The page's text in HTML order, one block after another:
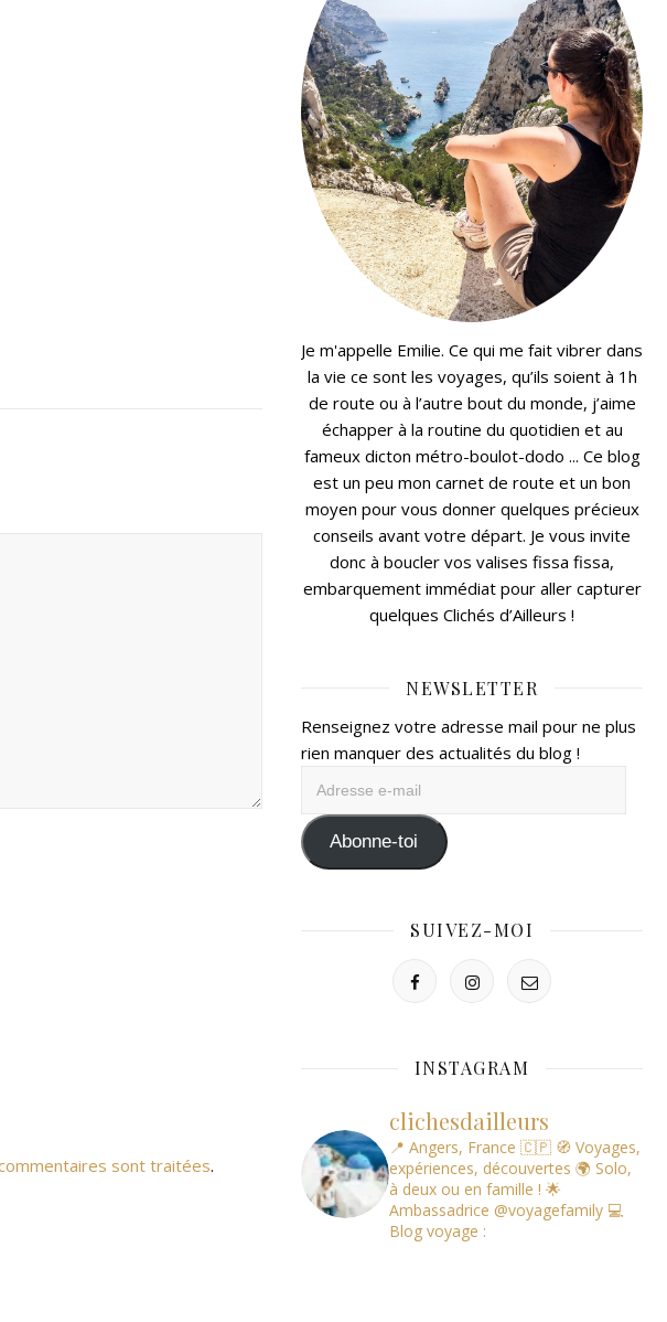
sont traitées.
Je m'appelle Emilie. Ce qui me fait vibrer dans
la vie ce sont les voyages, qu’ils soient à 1h
de route ou à l’autre bout du monde, j’aime
échapper à la routine du quotidien et au
fameux dicton métro-boulot-dodo ... Ce blog
est un peu mon carnet de route et un bon
moyen pour vous donner quelques précieux
conseils avant votre départ. Je vous invite
donc à boucler vos valises fissa fissa,
embarquement immédiat pour aller capturer
quelques Clichés d’Ailleurs !
NEWSLETTER
Renseignez votre adresse mail pour ne plus
rien manquer des actualités du blog !
mail Abonne-toi
SUIVEZ-MOI
INSTAGRAM
clichesdailleurs
📍 Angers, France 🇨🇵 🧭 Voyages,
expériences, découvertes 🌍 Solo,
à deux ou en famille ! 🌟
Ambassadrice @voyagefamily 💻
Blog voyage :